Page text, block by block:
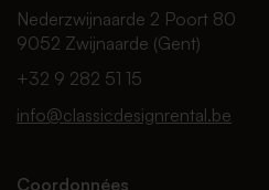
Nederzwijnaarde 2 Poort 80
9052 Zwijnaarde (Gent)
+32 9 282 51 15
info@classicdesignrental.be
Coordonnées